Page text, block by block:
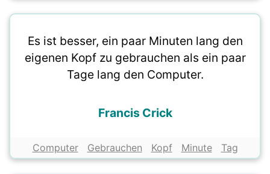
Es ist besser, ein paar Minuten lang den
eigenen Kopf zu gebrauchen als ein paar
Tage lang den Computer.
Francis Crick
Computer Gebrauchen Kopf Minute Tag